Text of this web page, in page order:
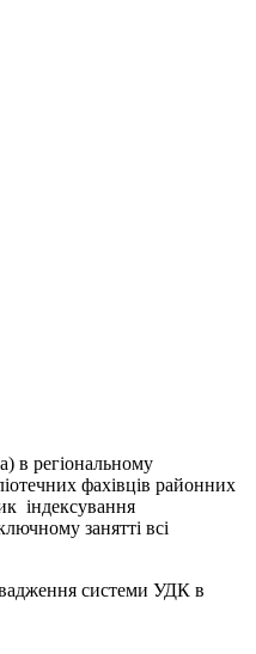
в регіональному
фахівців районних
індексування
занятті всі
системи УДК в